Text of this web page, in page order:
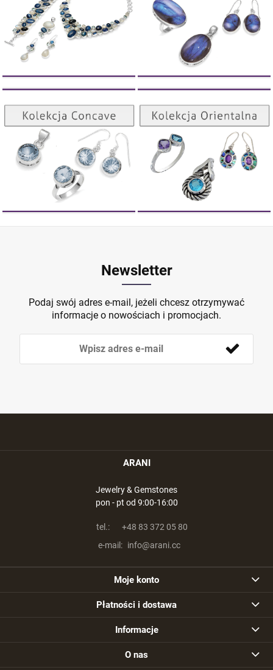
Kolekcja Concave
ZOBACZ
Kolekcja Orientalna
ZOBACZ
Newsletter
Podaj swój adres e-mail, jeżeli chcesz otrzymywać
informacje o nowościach i promocjach.
ARANI
Jewelry & Gemstones
pon - pt od 9:00-16:00
tel.:
+48 83 372 05 80
e-mail: info@arani.cc
Moje konto
Płatności i dostawa
Informacje
O nas